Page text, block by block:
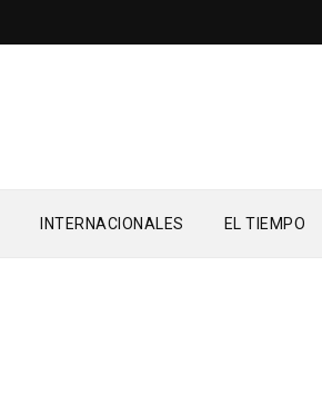
INTERNACIONALES EL TIEMPO